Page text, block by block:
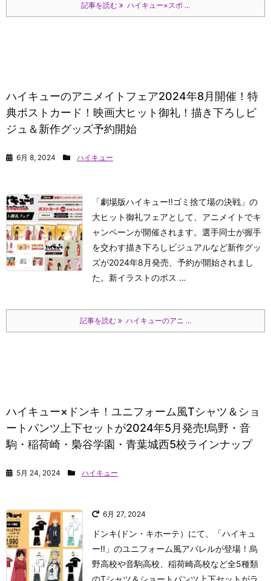
記事を読む ハイキュー×スポ ...
ハイキューのアニメイトフェア2024年8月開催！特
典ポストカード！映画大ヒット御礼！描き下ろしビ
ジュ＆新作グッズ予約開始
6月 8, 2024 ハイキュー
「劇場版ハイキュー!!ゴミ捨て場の決戦」の
大ヒット御礼フェアとして、アニメイトでキ
ャンペーンが開催されます。選手同士が握手
を交わす描き下ろしビジュアルなど新作グッ
ズが2024年8月発売、予約が開始されまし
た。新イラストのポス ...
記事を読む ハイキューのアニ ...
ハイキュー×ドンキ！ユニフォーム風Tシャツ＆ショ
ートパンツ上下セットが2024年5月発売!烏野・音
駒・稲荷崎・梟谷学園・青葉城西5校ラインナップ
5月 24, 2024 ハイキュー
6月 27, 2024
ドンキ(ドン・キホーテ）にて、「ハイキュ
ー!!」のユニフォーム風アパレルが登場！烏
野高校や音駒高校、稲荷崎高校など全5種類
のTシャツ＆ショートパンツ上下セットがラ